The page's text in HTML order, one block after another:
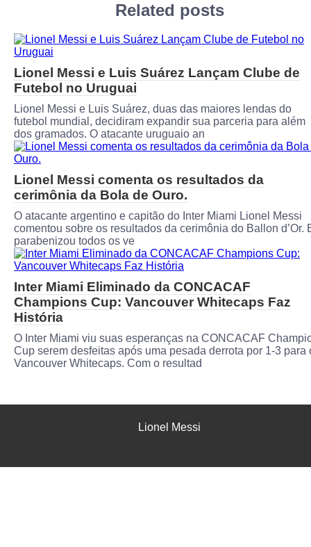
Related posts
Lionel Messi e Luis Suárez Lançam Clube de
Futebol no Uruguai
Lionel Messi e Luis Suárez, duas das maiores lendas do
futebol mundial, decidiram expandir sua parceria para além
dos gramados. O atacante uruguaio an
Lionel Messi comenta os resultados da
cerimônia da Bola de Ouro.
O atacante argentino e capitão do Inter Miami Lionel Messi
comentou sobre os resultados da cerimônia do Ballon d’Or.
parabenizou todos os ve
Inter Miami Eliminado da CONCACAF
Champions Cup: Vancouver Whitecaps Faz
História
O Inter Miami viu suas esperanças na CONCACAF
Cup serem desfeitas após uma pesada derrota por 1-3 para
Vancouver Whitecaps. Com o resultad
Lionel Messi